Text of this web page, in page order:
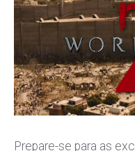
Prepare-se para as